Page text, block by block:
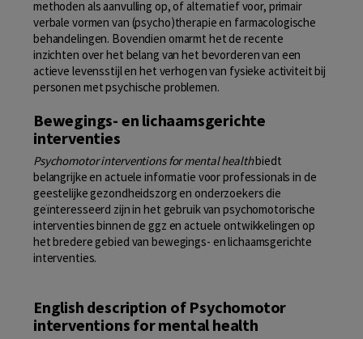
methoden als aanvulling op, of alternatief voor, primair
verbale vormen van (psycho)therapie en farmacologische
behandelingen. Bovendien omarmt het de recente
inzichten over het belang van het bevorderen van een
actieve levensstijl en het verhogen van fysieke activiteit bij
personen met psychische problemen.
Bewegings- en lichaamsgerichte
interventies
Psychomotor interventions for mental healthbiedt
belangrijke en actuele informatie voor professionals in de
geestelijke gezondheidszorg en onderzoekers die
geïnteresseerd zijn in het gebruik van psychomotorische
interventies binnen de ggz en actuele ontwikkelingen op
het bredere gebied van bewegings- en lichaamsgerichte
interventies.
English description of Psychomotor
interventions for mental health